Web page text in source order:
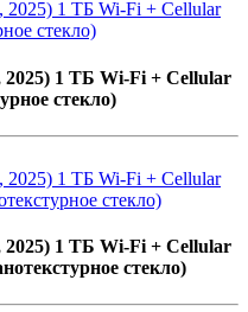
1 ТБ Wi-Fi + Cellular
стекло)
1 ТБ Wi-Fi + Cellular
стекло)